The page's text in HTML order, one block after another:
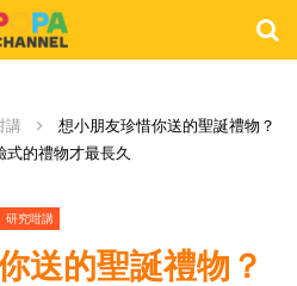
講
想小朋友珍惜你送的聖誕禮物？
式的禮物才最長久
研究咁講
送的聖誕禮物？